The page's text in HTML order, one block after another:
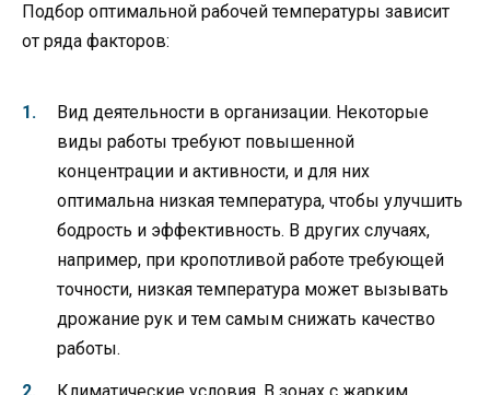
Подбор оптимальной рабочей температуры зависит
от ряда факторов:
Вид деятельности в организации. Некоторые
виды работы требуют повышенной
концентрации и активности, и для них
оптимальна низкая температура, чтобы улучшить
бодрость и эффективность. В других случаях,
например, при кропотливой работе требующей
точности, низкая температура может вызывать
дрожание рук и тем самым снижать качество
работы.
Климатические условия. В зонах с жарким